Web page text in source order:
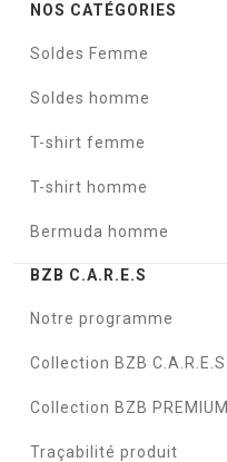
NOS CATÉGORIES
Soldes Femme
Soldes homme
T-shirt femme
T-shirt homme
Bermuda homme
BZB C.A.R.E.S
Notre programme
Collection BZB C.A.R.E.S
Collection BZB PREMIUM
Traçabilité produit